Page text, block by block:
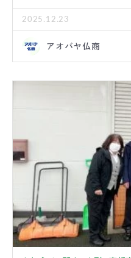
2025.12.23
アオバヤ仏商